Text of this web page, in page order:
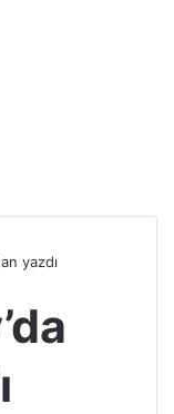
yazdı